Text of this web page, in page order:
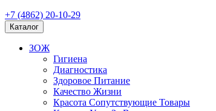
+7 (4862) 20-10-29
Каталог
ЗОЖ
Гигиена
Диагностика
Здоровое Питание
Качество Жизни
Красота Сопутствующие Товары